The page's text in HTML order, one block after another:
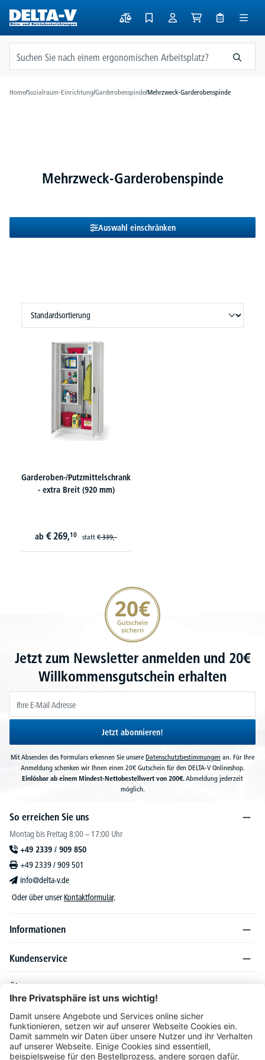
springen
Home/Sozialraum-Einrichtung/Garderobenspinde/Mehrzweck-Garderobenspinde
Mehrzweck-Garderobenspinde
Auswahl einschränken
Garderoben-/Putzmittelschrank
- extra Breit (920 mm)
ab € 269,10 statt € 339,-
20€ Gutschein sichern
Jetzt zum Newsletter anmelden und 20€
Willkommensgutschein erhalten
Jetzt abonnieren!
Mit Absenden des Formulars erkennen Sie unsere Datenschutzbestimmungen an. Für Ihre
Anmeldung schenken wir Ihnen einen 20€ Gutschein für den DELTA-V Onlineshop.
Einlösbar ab einem Mindest-Nettobestellwert von 200€.Abmeldung jederzeit
möglich.
So erreichen Sie uns
Montag bis Freitag 8:00 – 17:00 Uhr
+49 2339 / 909 850
+49 2339 / 909 501
info@delta-v.de
Oder über unser Kontaktformular.
Informationen
Kundenservice
Über DELTA-V
Produktsortiment
Ratgeber